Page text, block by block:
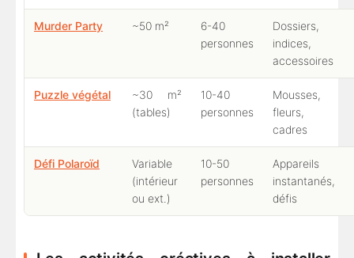
Murder Party ~50 m²
6-40
personnes
Dossiers,
indices,
accessoires
Puzzle végétal
~30 m²
(tables)
10-40
personnes
Mousses,
fleurs,
cadres
Défi Polaroïd
Variable
(intérieur
ou ext.)
10-50
personnes
Appareils
instantanés,
défis